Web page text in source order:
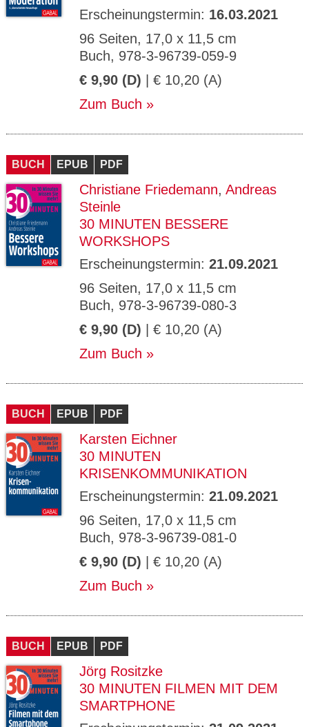
Erscheinungstermin: 16.03.2021
96 Seiten, 17,0 x 11,5 cm
Buch, 978-3-96739-059-9
€ 9,90 (D) | € 10,20 (A)
Zum Buch
BUCH EPUB PDF
Christiane Friedemann, Andreas
Steinle
30 MINUTEN BESSERE
WORKSHOPS
Erscheinungstermin: 21.09.2021
96 Seiten, 17,0 x 11,5 cm
Buch, 978-3-96739-080-3
€ 9,90 (D) | € 10,20 (A)
Zum Buch
BUCH EPUB PDF
Karsten Eichner
30 MINUTEN
KRISENKOMMUNIKATION
Erscheinungstermin: 21.09.2021
96 Seiten, 17,0 x 11,5 cm
Buch, 978-3-96739-081-0
€ 9,90 (D) | € 10,20 (A)
Zum Buch
BUCH EPUB PDF
Jörg Rositzke
30 MINUTEN FILMEN MIT DEM
SMARTPHONE